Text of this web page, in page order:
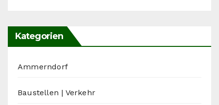
Kategorien
Ammerndorf
Baustellen | Verkehr